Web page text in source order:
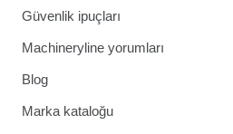
Güvenlik ipuçları
Machineryline yorumları
Blog
Marka kataloğu